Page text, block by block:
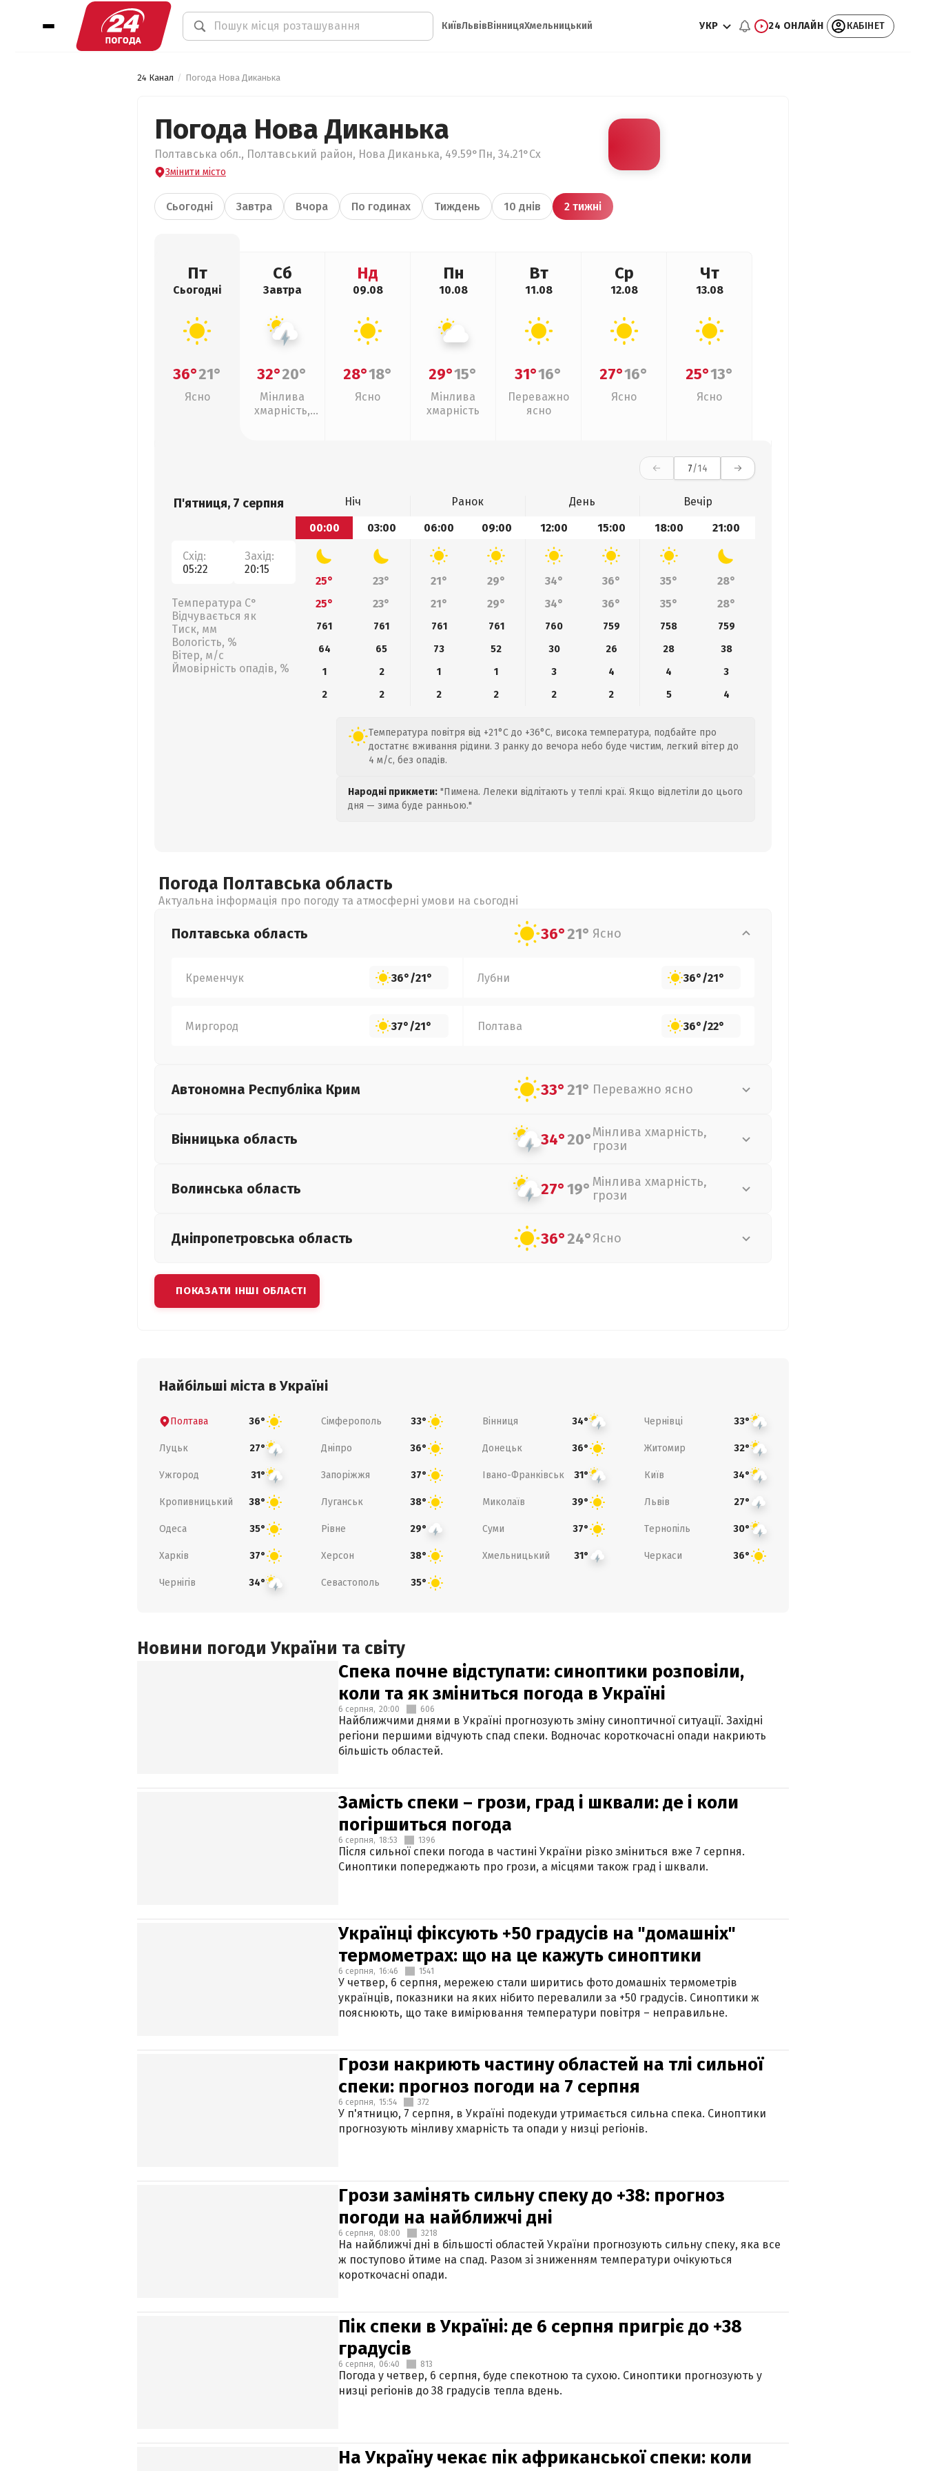
КиївЛьвівВінницяХмельницький УКР 24 ОНЛАЙН КАБІНЕТ
24 Канал Погода Нова Диканька
Погода Нова Диканька
Полтавська обл., Полтавський район, Нова Диканька, 49.59°Пн, 34.21°Сх
Змінити місто
Сьогодні Завтра Вчора По годинах Тиждень 10 днів 2 тижні
Пт
Сьогодні
36°21°
Ясно
Сб
Завтра
32°20°
Мінлива
хмарність,
Нд
09.08
28°18°
Ясно
Пн
10.08
29°15°
Мінлива
хмарність
Вт
11.08
31°16°
Переважно
ясно
Ср
12.08
27°16°
Ясно
Чт
13.08
25°13°
Ясно
7/14
П'ятниця, 7 серпня
Схід:
05:22
Захід:
20:15
Температура С°
Відчувається як
Тиск, мм
Вологість, %
Вітер, м/с
Ймовірність опадів, %
Ніч Ранок День
Вечір
00:00
03:00 06:00 09:00 12:00 15:00 18:00 21:00
25° 23° 21° 29° 34° 36° 35°
28°
25°
23° 21° 29° 34° 36° 35° 28°
761 761 761 761 760 759 758
759
64
65 73 52 30 26 28
38
1
2 1 1 3 4 4
3
2
2 2 2 2 2 5 4
Температура повітря від +21°C до +36°C, висока температура, подбайте про
достатнє вживання рідини. З ранку до вечора небо буде чистим, легкий вітер до
4 м/с, без опадів.
Народні прикмети: "Пимена. Лелеки відлітають у теплі краї. Якщо відлетіли до цього
дня — зима буде ранньою."
Погода Полтавська область
Актуальна інформація про погоду та атмосферні умови на сьогодні
Полтавська область 36°21° Ясно
Кременчук 36°/21° Лубни 36°/21°
Миргород 37°/21° Полтава 36°/22°
Автономна Республіка Крим 33°21° Переважно ясно
Вінницька область 34°20°Мінлива хмарність,
грози
Волинська область 27°19° Мінлива хмарність,
грози
Дніпропетровська область 36°24°Ясно
ПОКАЗАТИ ІНШІ ОБЛАСТІ
Найбільші міста в Україні
Полтава 36° Сімферополь 33° Вінниця 34° Чернівці 33°
Луцьк 27° Дніпро 36° Донецьк 36° Житомир 32°
Ужгород 31° Запоріжжя 37° Івано-Франківськ 31° Київ 34°
Кропивницький 38° Луганськ 38° Миколаїв 39° Львів 27°
Одеса 35° Рівне 29° Суми 37° Тернопіль 30°
Харків 37° Херсон 38° Хмельницький 31° Черкаси 36°
Чернігів 34° Севастополь 35°
Новини погоди України та світу
Спека почне відступати: синоптики розповіли,
коли та як зміниться погода в Україні
6 серпня, 20:00 606
Найближчими днями в Україні прогнозують зміну синоптичної ситуації. Західні
регіони першими відчують спад спеки. Водночас короткочасні опади накриють
більшість областей.
Замість спеки – грози, град і шквали: де і коли
погіршиться погода
6 серпня, 18:53 1396
Після сильної спеки погода в частині України різко зміниться вже 7 серпня.
Синоптики попереджають про грози, а місцями також град і шквали.
Українці фіксують +50 градусів на "домашніх"
термометрах: що на це кажуть синоптики
6 серпня, 16:46 1541
У четвер, 6 серпня, мережею стали ширитись фото домашніх термометрів
українців, показники на яких нібито перевалили за +50 градусів. Синоптики ж
пояснюють, що таке вимірювання температури повітря – неправильне.
Грози накриють частину областей на тлі сильної
спеки: прогноз погоди на 7 серпня
6 серпня, 15:54 372
У п'ятницю, 7 серпня, в Україні подекуди утримається сильна спека. Синоптики
прогнозують мінливу хмарність та опади у низці регіонів.
Грози замінять сильну спеку до +38: прогноз
погоди на найближчі дні
6 серпня, 08:00 3218
На найближчі дні в більшості областей України прогнозують сильну спеку, яка все
ж поступово йтиме на спад. Разом зі зниженням температури очікуються
короткочасні опади.
Пік спеки в Україні: де 6 серпня пригріє до +38
градусів
6 серпня, 06:40 813
Погода у четвер, 6 серпня, буде спекотною та сухою. Синоптики прогнозують у
низці регіонів до 38 градусів тепла вдень.
На Україну чекає пік африканської спеки: коли